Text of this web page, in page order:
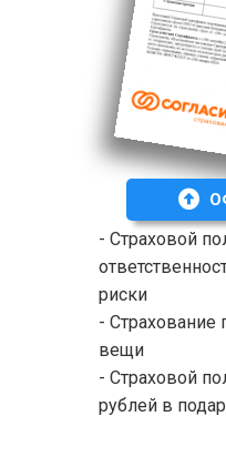
- Страховой
риски
- Страхование
вещи
- Страховой
рублей в